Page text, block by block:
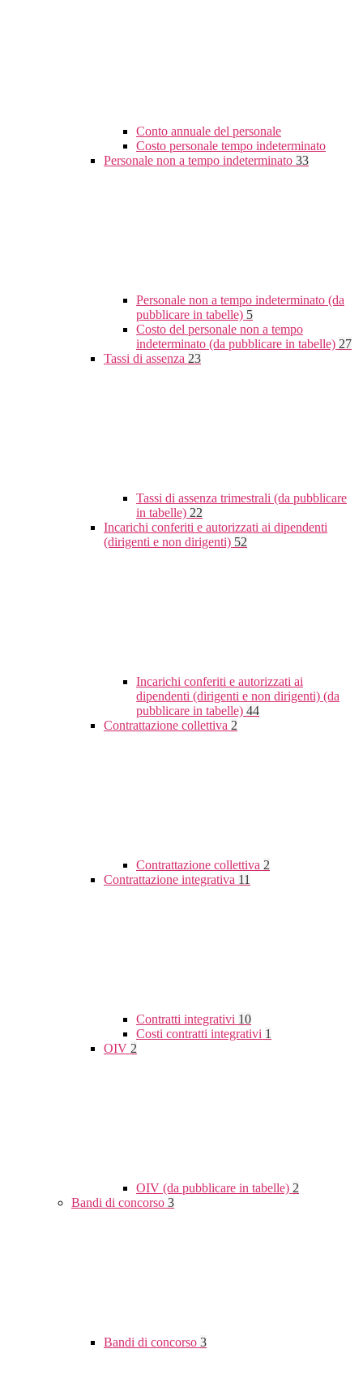
Conto annuale del personale
Costo personale tempo indeterminato
Personale non a tempo indeterminato 33
Personale non a tempo indeterminato (da
pubblicare in tabelle) 5
Costo del personale non a tempo
indeterminato (da pubblicare in tabelle) 27
Tassi di assenza 23
Tassi di assenza trimestrali (da pubblicare
in tabelle) 22
Incarichi conferiti e autorizzati ai dipendenti
(dirigenti e non dirigenti) 52
Incarichi conferiti e autorizzati ai
dipendenti (dirigenti e non dirigenti) (da
pubblicare in tabelle) 44
Contrattazione collettiva 2
Contrattazione collettiva 2
Contrattazione integrativa 11
Contratti integrativi 10
Costi contratti integrativi 1
OIV 2
OIV (da pubblicare in tabelle) 2
Bandi di concorso 3
Bandi di concorso 3